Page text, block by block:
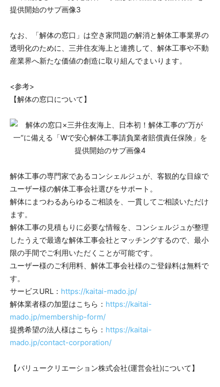
なお、「解体の窓口」は空き家問題の解消と解体工事業界の
透明化のために、三井住友海上と連携して、解体工事や不動
産業界へ新たな価値の創造に取り組んでまいります。
<参考>
【解体の窓口について】
解体工事の専門家であるコンシェルジュが、客観的な目線で
ユーザー様の解体工事会社選びをサポート。
解体にまつわるあらゆるご相談を、一貫してご相談いただけ
ます。
解体工事の見積もりに必要な情報を、コンシェルジュが整理
したうえで最適な解体工事会社とマッチングするので、最小
限の手間でご利用いただくことが可能です。
ユーザー様のご利用料、解体工事会社様のご登録料は無料で
す。
サービスURL： https://kaitai-mado.jp/
解体業者様の加盟はこちら： https://kaitai-
mado.jp/membership-form/
提携希望の法人様はこちら： https://kaitai-
mado.jp/contact-corporation/
【バリュークリエーション株式会社(運営会社)について】